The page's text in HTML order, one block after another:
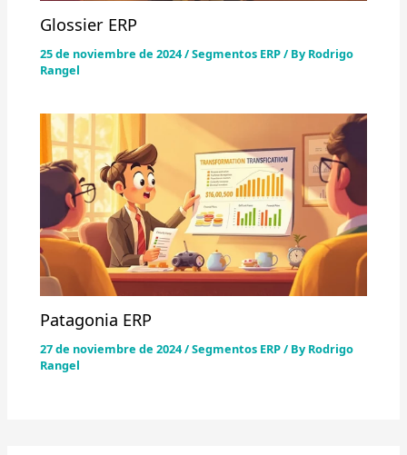
Glossier ERP
25 de noviembre de 2024/Segmentos ERP/ By Rodrigo
Rangel
Patagonia ERP
27 de noviembre de 2024/Segmentos ERP/ By Rodrigo
Rangel